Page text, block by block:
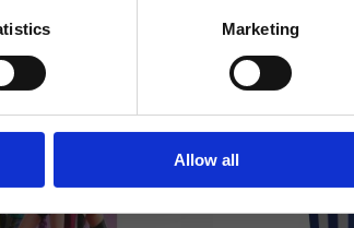
Marketing
Allow all